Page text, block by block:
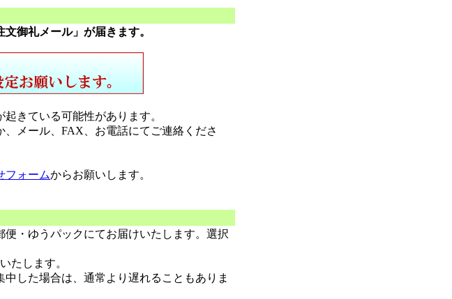
文御礼メール」が届きます。
きている可能性があります。
メール、FAX、お電話にてご連絡くださ
フォームからお願いします。
便・ゆうパックにてお届けいたします。選択
たします。
した場合は、通常より遅れることもありま